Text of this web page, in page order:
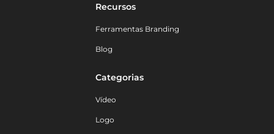
Recursos
Ferramentas Branding
Blog
Categorias
Vídeo
Logo